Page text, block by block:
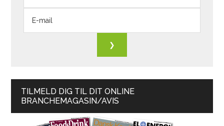
TILMELD DIG TIL DIT ONLINE
BRANCHEMAGASIN/AVIS